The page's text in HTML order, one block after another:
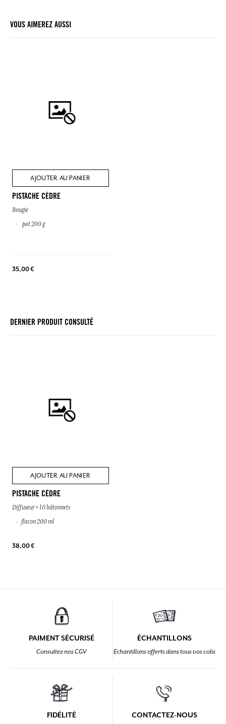
VOUS AIMEREZ AUSSI
AJOUTER AU PANIER
PISTACHE CÈDRE
Bougie
pot 200 g
35,00 €
DERNIER PRODUIT CONSULTÉ
AJOUTER AU PANIER
PISTACHE CÈDRE
Diffuseur + 10 bâtonnets
flacon 200 ml
38,00 €
PAIMENT SÉCURISÉ
Consultez nos CGV
ÉCHANTILLONS
Echantillons offerts dans tous vos colis
FIDÉLITÉ CONTACTEZ-NOUS